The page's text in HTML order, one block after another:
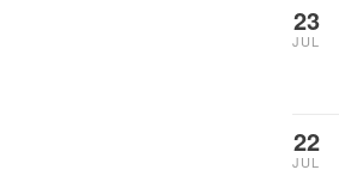
23
JUL
22
JUL